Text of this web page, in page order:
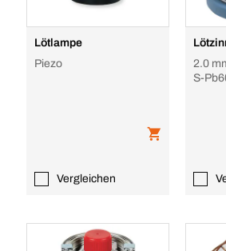
Lötlampe
Piezo
Vergleichen
2.0
S-